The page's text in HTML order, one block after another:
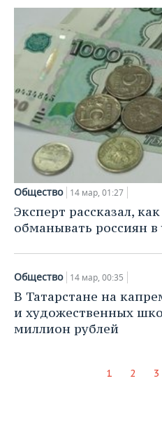
Общество 14 мар, 01:27
Эксперт рассказал,
обманывать россиян
Общество 14 мар, 00:35
В Татарстане на
и художественных
миллион рублей
1 2 3